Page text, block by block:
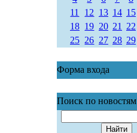
11
12 13 14 15
18 19 20 21 22
25 26 27 28 29
Форма входа
Поиск по новостям